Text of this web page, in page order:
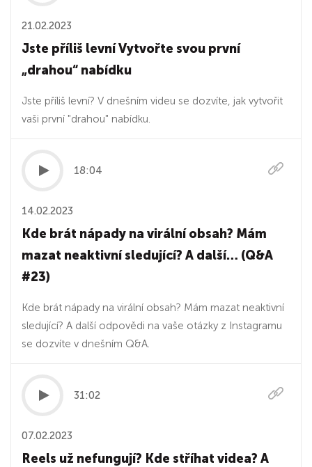
21.02.2023
Jste příliš levní Vytvořte svou první
„drahou“ nabídku
Jste příliš levní? V dnešním videu se dozvíte, jak vytvořit
vaši první "drahou" nabídku.
18:04
14.02.2023
Kde brát nápady na virální obsah? Mám
mazat neaktivní sledující? A další… (Q&A
#23)
Kde brát nápady na virální obsah? Mám mazat neaktivní
sledující? A další odpovědi na vaše otázky z Instagramu
se dozvíte v dnešním Q&A.
31:02
07.02.2023
Reels už nefungují? Kde stříhat videa? A